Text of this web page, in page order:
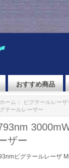
おすすめ商品
ホーム :: ピグテールレーザ
グテールレーザー
ザー
ピグテールレーザ